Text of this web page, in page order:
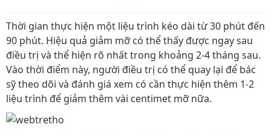
Thời gian thực hiện một liệu trình kéo dài từ 30 phút đến
90 phút. Hiệu quả giảm mỡ có thể thấy được ngay sau
điều trị và thể hiện rõ nhất trong khoảng 2-4 tháng sau.
Vào thời điểm này, người điều trị có thể quay lại để bác
sỹ theo dõi và đánh giá xem có cần thực hiện thêm 1-2
liệu trình để giảm thêm vài centimet mỡ nữa.